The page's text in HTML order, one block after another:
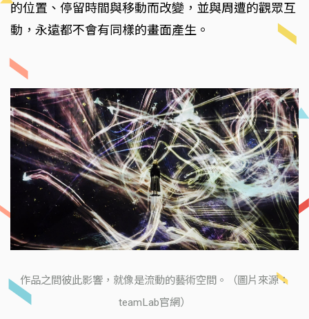
的位置、停留時間與移動而改變，並與周遭的觀眾互
動，永遠都不會有同樣的畫面產生。
作品之間彼此影響，就像是流動的藝術空間。（圖片來源：
teamLab官網）